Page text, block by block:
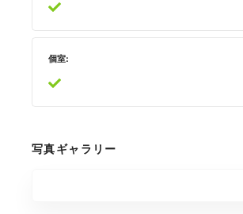
個室
写真ギャラリー